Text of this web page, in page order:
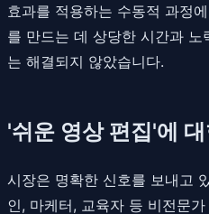
효과를 적용하는 수동적 과정
를 만드는 데 상당한 시간과
는 해결되지 않았습니다.
'쉬운 영상 편집'에
시장은 명확한 신호를 보내고
인, 마케터, 교육자 등 비전문